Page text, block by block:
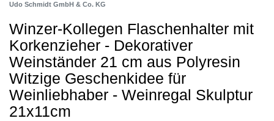
Udo Schmidt GmbH & Co. KG
Winzer-Kollegen Flaschenhalter mit
Korkenzieher - Dekorativer
Weinständer 21 cm aus Polyresin
Witzige Geschenkidee für
Weinliebhaber - Weinregal Skulptur
21x11cm